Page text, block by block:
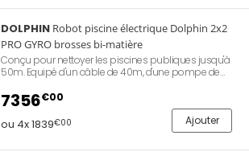
en France. Référence Hexagone XYPEPS200BT.
DOLPHIN Robot piscine électrique Dolphin 2x2
PRO GYRO brosses bi-matière
Conçu pour nettoyer les piscines publiques jusqu'à
50m. Equipé d'un câble de 40m, d'une pompe de
d'aspiration, de 2 moteurs, d'une sonde à air, d'un
chariot de transport et d'une télécommande.
7356€00
ou 4x 1839€00 Ajouter